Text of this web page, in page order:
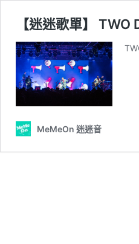
【迷迷歌單】 TWO
MeMeOn 迷迷音